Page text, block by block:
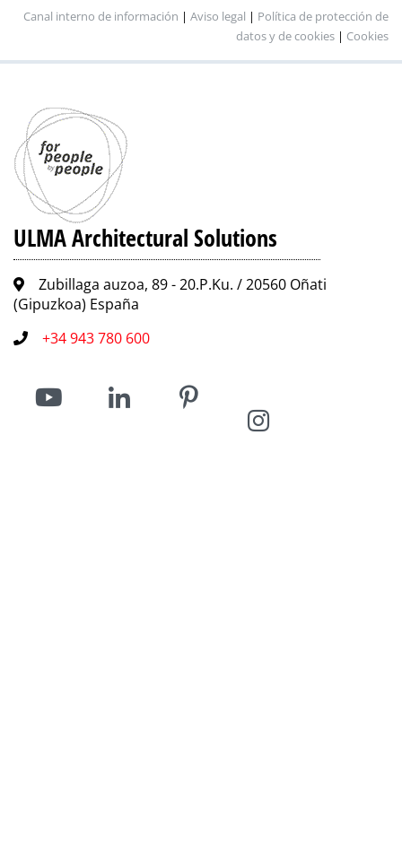
Canal interno de información | Aviso legal | Política de protección de
datos y de cookies | Cookies
ULMA Architectural Solutions
Zubillaga auzoa, 89 - 20.P.Ku. / 20560 Oñati
(Gipuzkoa) España
+34 943 780 600